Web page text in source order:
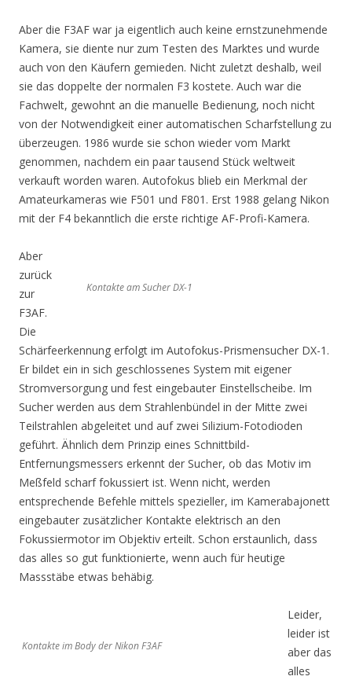
Aber die F3AF war ja eigentlich auch keine ernstzunehmende
Kamera, sie diente nur zum Testen des Marktes und wurde
auch von den Käufern gemieden. Nicht zuletzt deshalb, weil
sie das doppelte der normalen F3 kostete. Auch war die
Fachwelt, gewohnt an die manuelle Bedienung, noch nicht
von der Notwendigkeit einer automatischen Scharfstellung zu
überzeugen. 1986 wurde sie schon wieder vom Markt
genommen, nachdem ein paar tausend Stück weltweit
verkauft worden waren. Autofokus blieb ein Merkmal der
Amateurkameras wie F501 und F801. Erst 1988 gelang Nikon
mit der F4 bekanntlich die erste richtige AF-Profi-Kamera.
Kontakte am Sucher DX-1
Aber
zurück
zur
F3AF.
Die
Schärfeerkennung erfolgt im Autofokus-Prismensucher DX-1.
Er bildet ein in sich geschlossenes System mit eigener
Stromversorgung und fest eingebauter Einstellscheibe. Im
Sucher werden aus dem Strahlenbündel in der Mitte zwei
Teilstrahlen abgeleitet und auf zwei Silizium-Fotodioden
geführt. Ähnlich dem Prinzip eines Schnittbild-
Entfernungsmessers erkennt der Sucher, ob das Motiv im
Meßfeld scharf fokussiert ist. Wenn nicht, werden
entsprechende Befehle mittels spezieller, im Kamerabajonett
eingebauter zusätzlicher Kontakte elektrisch an den
Fokussiermotor im Objektiv erteilt. Schon erstaunlich, dass
das alles so gut funktionierte, wenn auch für heutige
Massstäbe etwas behäbig.
Kontakte im Body der Nikon F3AF
Leider,
leider ist
aber das
alles